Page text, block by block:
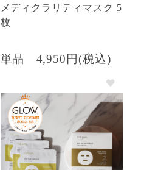
メディクラリティマスク 5
枚
単品 4,950円(税込)